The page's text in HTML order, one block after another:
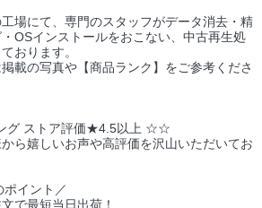
場にて、専門のスタッフがデータ消去・精
OSインストールをおこない、中古再生処
おります。
載の写真や【商品ランク】をご参考くださ
グ ストア評価★4.5以上 ☆☆
ら嬉しいお声や高評価を沢山いただいてお
ポイント／
で最短当日出荷！